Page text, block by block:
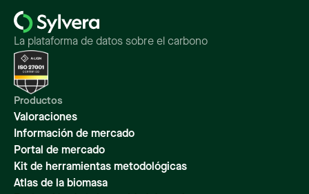
La plataforma de datos sobre el carbono
Productos
Valoraciones
Información de mercado
Portal de mercado
Kit de herramientas metodológicas
Atlas de la biomasa